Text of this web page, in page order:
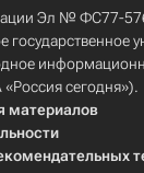
Эл № ФС77-
государственное
сегодня»).
материалов